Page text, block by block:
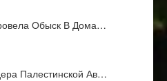
Обыск В Дома…
Палестинской Ав…